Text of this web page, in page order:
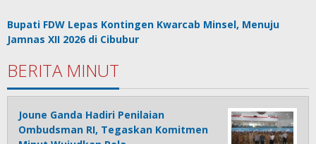
Bupati FDW Lepas Kontingen Kwarcab Minsel, Menuju
Jamnas XII 2026 di Cibubur
BERITA MINUT
Joune Ganda Hadiri Penilaian
Ombudsman RI, Tegaskan Komitmen